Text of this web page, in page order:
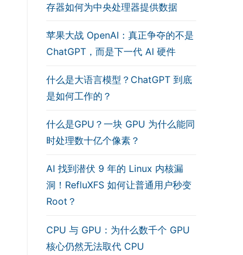
存器如何为中央处理器提供数据
苹果大战 OpenAI：真正争夺的不是
ChatGPT，而是下一代 AI 硬件
什么是大语言模型？ChatGPT 到底
是如何工作的？
什么是GPU？一块 GPU 为什么能同
时处理数十亿个像素？
AI 找到潜伏 9 年的 Linux 内核漏
洞！RefluXFS 如何让普通用户秒变
Root？
CPU 与 GPU：为什么数千个 GPU
核心仍然无法取代 CPU